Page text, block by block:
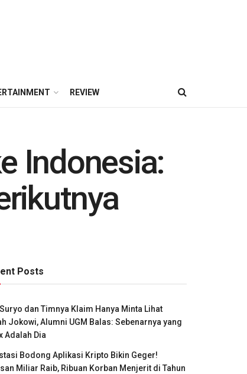
REVIEW
Indonesia:
Posts
dan Timnya Klaim Hanya Minta Lihat
Jokowi, Alumni UGM Balas: Sebenarnya yang
Adalah Dia
Bodong Aplikasi Kripto Bikin Geger!
Miliar Raib, Ribuan Korban Menjerit di Tahun